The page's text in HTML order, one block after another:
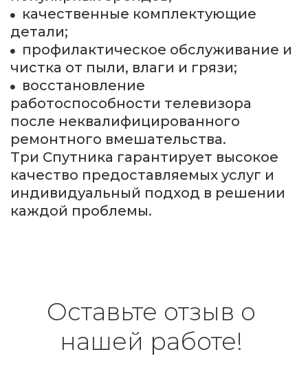
качественные комплектующие
детали;
профилактическое обслуживание и
чистка от пыли, влаги и грязи;
восстановление
работоспособности телевизора
после неквалифицированного
ремонтного вмешательства.
Три Спутника гарантирует высокое
качество предоставляемых услуг и
индивидуальный подход в решении
каждой проблемы.
Оставьте отзыв о
нашей работе!